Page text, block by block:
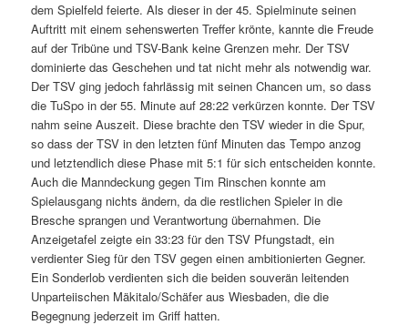
dem Spielfeld feierte. Als dieser in der 45. Spielminute seinen
Auftritt mit einem sehenswerten Treffer krönte, kannte die Freude
auf der Tribüne und TSV-Bank keine Grenzen mehr. Der TSV
dominierte das Geschehen und tat nicht mehr als notwendig war.
Der TSV ging jedoch fahrlässig mit seinen Chancen um, so dass
die TuSpo in der 55. Minute auf 28:22 verkürzen konnte. Der TSV
nahm seine Auszeit. Diese brachte den TSV wieder in die Spur,
so dass der TSV in den letzten fünf Minuten das Tempo anzog
und letztendlich diese Phase mit 5:1 für sich entscheiden konnte.
Auch die Manndeckung gegen Tim Rinschen konnte am
Spielausgang nichts ändern, da die restlichen Spieler in die
Bresche sprangen und Verantwortung übernahmen. Die
Anzeigetafel zeigte ein 33:23 für den TSV Pfungstadt, ein
verdienter Sieg für den TSV gegen einen ambitionierten Gegner.
Ein Sonderlob verdienten sich die beiden souverän leitenden
Unparteiischen Mäkitalo/Schäfer aus Wiesbaden, die die
Begegnung jederzeit im Griff hatten.